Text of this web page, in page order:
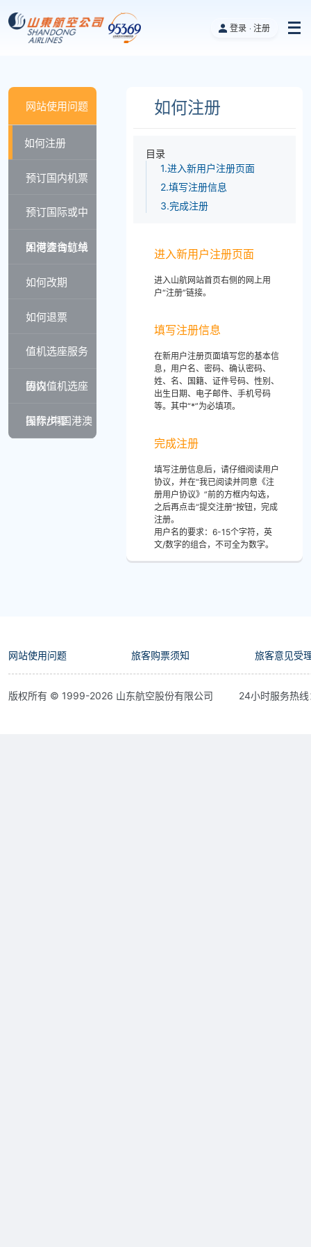
登录 注册
网站使用问题
如何注册
预订国内机票
预订国际或中
国港澳台航线
如何查询订单
如何改期
如何退票
值机选座服务
协议
国内值机选座
操作步骤
国际/中国港澳
如何注册
目录
1.进入新用户注册页面
2.填写注册信息
3.完成注册
进入新用户注册页面
进入山航网站首页右侧的网上用
户“注册”链接。
填写注册信息
在新用户注册页面填写您的基本信
息，用户名、密码、确认密码、
姓、名、国籍、证件号码、性别、
出生日期、电子邮件、手机号码
等。其中“*”为必填项。
完成注册
填写注册信息后，请仔细阅读用户
协议，并在“我已阅读并同意《注
册用户协议》”前的方框内勾选，
之后再点击“提交注册”按钮，完成
注册。
用户名的要求：6-15个字符，英
文/数字的组合，不可全为数字。
网站使用问题 旅客购票须知 旅客意见受
版权所有 © 1999-2026 山东航空股份有限公司 24小时服务热线